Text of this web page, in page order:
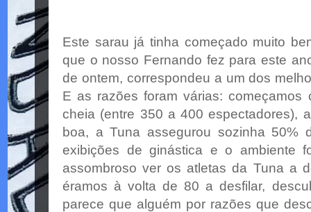
Este sarau já tinha começado muito
que o nosso Fernando fez para este
de ontem, correspondeu a um dos
E as razões foram várias: começamos
cheia (entre 350 a 400 espectadores),
boa, a Tuna assegurou sozinha 50%
exibições de ginástica e o ambiente
assombroso ver os atletas da Tuna a
éramos à volta de 80 a desfilar,
parece que alguém por razões que